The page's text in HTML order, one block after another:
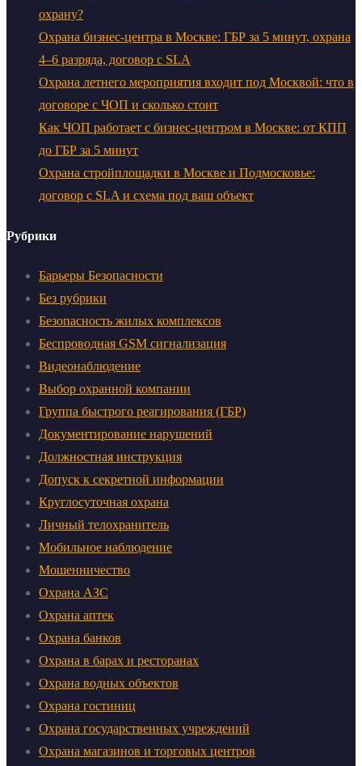
охрану?
Охрана бизнес-центра в Москве: ГБР за 5 минут, охрана
4–6 разряда, договор с SLA
Охрана летнего мероприятия входит под Москвой: что в
договоре с ЧОП и сколько стоит
Как ЧОП работает с бизнес-центром в Москве: от КПП
до ГБР за 5 минут
Охрана стройплощадки в Москве и Подмосковье:
договор с SLA и схема под ваш объект
Рубрики
Барьеры Безопасности
Без рубрики
Безопасность жилых комплексов
Беспроводная GSM сигнализация
Видеонаблюдение
Выбор охранной компании
Группа быстрого реагирования (ГБР)
Документирование нарушений
Должностная инструкция
Допуск к секретной информации
Круглосуточная охрана
Личный телохранитель
Мобильное наблюдение
Мошенничество
Охрана АЗС
Охрана аптек
Охрана банков
Охрана в барах и ресторанах
Охрана водных объектов
Охрана гостиниц
Охрана государственных учреждений
Охрана магазинов и торговых центров